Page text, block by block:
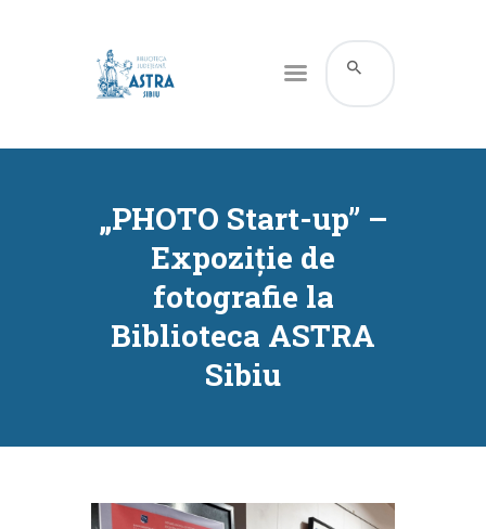
„PHOTO Start-up” –
Expoziție de
fotografie la
Biblioteca ASTRA
Sibiu
CATALOG ONLINE
RESURSE
SERVICII
INFORMAȚII UTILE
BLOG